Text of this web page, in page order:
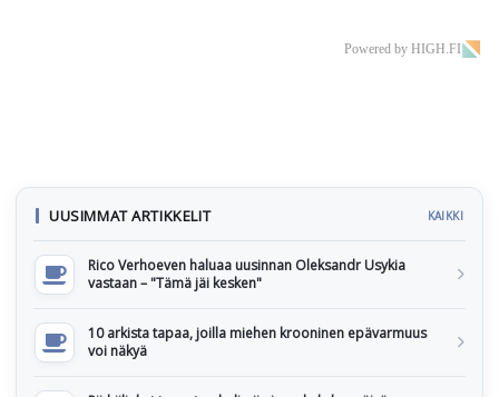
Powered by HIGH.FI
UUSIMMAT ARTIKKELIT KAIKKI
Rico Verhoeven haluaa uusinnan Oleksandr Usykia
vastaan – "Tämä jäi kesken"
10 arkista tapaa, joilla miehen krooninen epävarmuus
voi näkyä